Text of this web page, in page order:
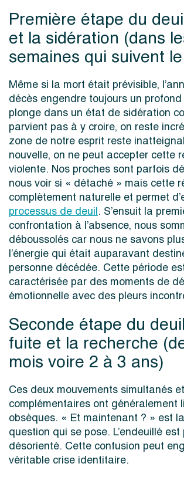
Première étape du
et la sidération (dans
semaines qui suivent
Même si la mort était prévisible,
décès engendre toujours un
plonge dans un état de sidération
parvient pas à y croire, on reste
zone de notre esprit reste
nouvelle, on ne peut accepter cette
violente. Nos proches sont parfois
nous voir si « détaché » mais cette
complètement naturelle et permet
processus de deuil. S’ensuit la
confrontation à l’absence, nous
déboussolés car nous ne savons
l’énergie qui était auparavant
personne décédée. Cette période
caractérisée par des moments de
émotionnelle avec des pleurs
Seconde étape du
fuite et la recherche
mois voire 2 à 3 ans)
Ces deux mouvements simultanés et
complémentaires ont généralement
obsèques. « Et maintenant ? » est
question qui se pose. L’endeuillé
désorienté. Cette confusion peut
véritable crise identitaire.